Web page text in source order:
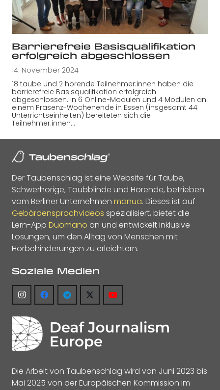
Barrierefreie Basisqualifikation
erfolgreich abgeschlossen
14. November 2024
18 taube und 2 hörende Teilnehmer:innen haben die
barrierefreie Basisqualifikation erfolgreich
abgeschlossen. In 6 Online-Modulen und 4 Modulen an
einem Präsenz-Wochenende in Essen (insgesamt 44
Unterrichtseinheiten) bereiteten sich die
Teilnehmer:innen…
Der Taubenschlag ist eine Website für Taube,
Schwerhörige, Taubblinde und Hörende, betrieben
vom Berliner Unternehmen manua. Dieses ist auf
Gebärdensprachvideos spezialisiert, bietet die
Lern-App Duomano an und entwickelt inklusive
Lösungen, um den Alltag von Menschen mit
Hörbehinderungen zu erleichtern.
Soziale Medien
Die Arbeit von Taubenschlag wird von Juni 2023 bis
Mai 2025 von der Europäischen Kommission im